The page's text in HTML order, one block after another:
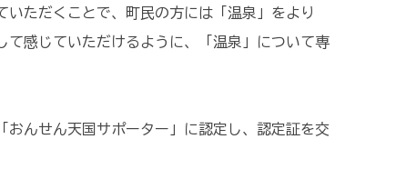
ただくことで、町民の方には「温泉」をより
て感じていただけるように、「温泉」について専
おんせん天国サポーター」に認定し、認定証を交